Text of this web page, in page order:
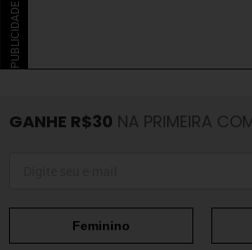
PUBLICIDADE
GANHE R$30 NA PRIMEIRA
Feminino